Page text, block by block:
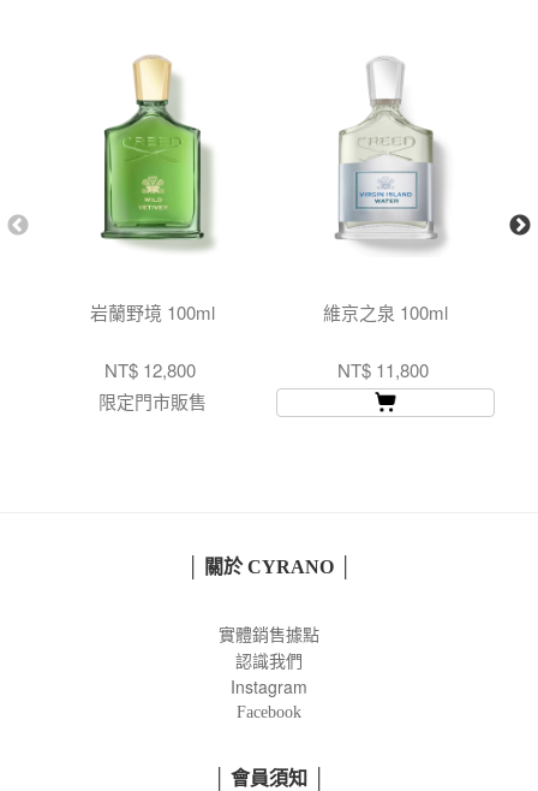
岩蘭野境 100ml
NT$ 12,800
限定門市販售
維京之泉 100ml
NT$ 11,800
│ 關於 CYRANO │
實體銷售據點
認識我們
Instagram
Facebook
│ 會員須知 │